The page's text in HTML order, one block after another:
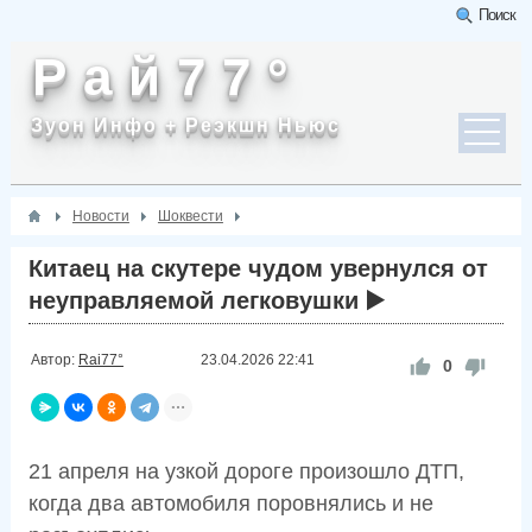
Поиск
Р а й 7 7 °
Зуон Инфо + Реэкшн Ньюс
Новости Шоквести
Китаец на скутере чудом увернулся от
неуправляемой легковушки ▶️
Автор: Rai77° 23.04.2026 22:41 0
21 апреля на узкой дороге произошло ДТП,
когда два автомобиля поровнялись и не